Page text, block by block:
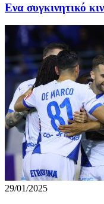
Ενα συγκινητικό
29/01/2025